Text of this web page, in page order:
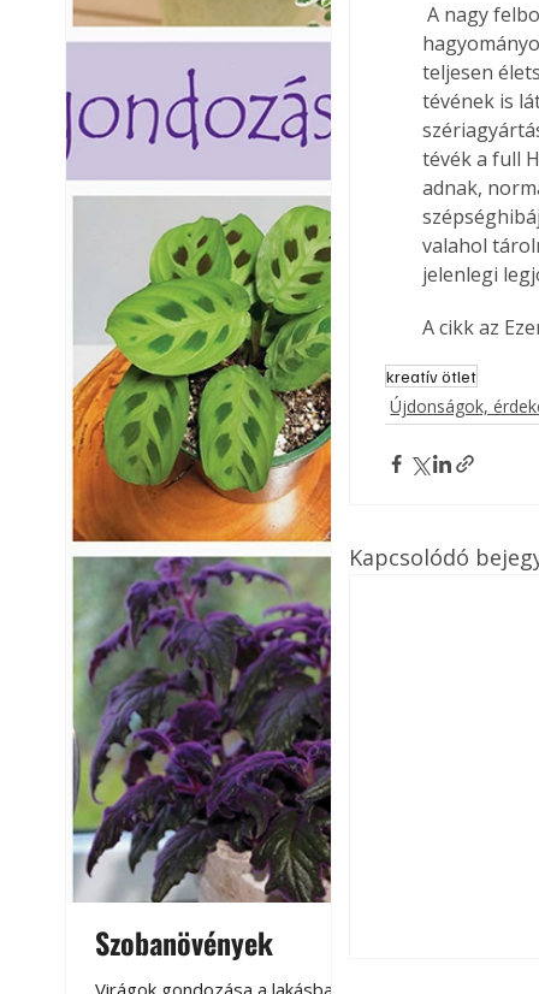
Szobanövények
A nagy felbontású (HD) megjelenítők után a következő lépés a full HD szint. Egy
teljesen
tévének is
tévék a full
adnak,
valahol
jelenlegi
A cikk az
kreatív ötlet
Újdonságok,
Kapcsolódó